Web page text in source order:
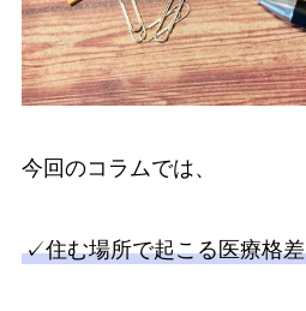
今回のコラムでは、
✓住む場所で起こる医療格差